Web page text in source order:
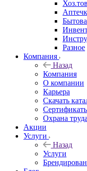
Разное
Компания
Назад
Компания
О компании
Карьера
Cкачать
Охрана труда
Акции
Услуги
Назад
Услуги